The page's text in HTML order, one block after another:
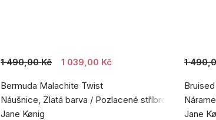
1 490,00 Kč 1 039,00 Kč
Bermuda Malachite Twist
Náušnice, Zlatá barva / Pozlacené stříbro 925
Jane Kønig
1
Jane